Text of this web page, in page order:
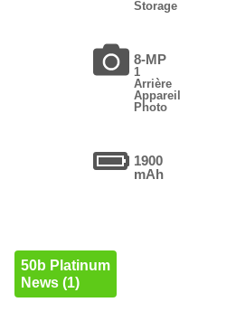
Storage
8-MP
1
Arrière
Appareil
Photo
1900
mAh
50b Platinum
News (1)